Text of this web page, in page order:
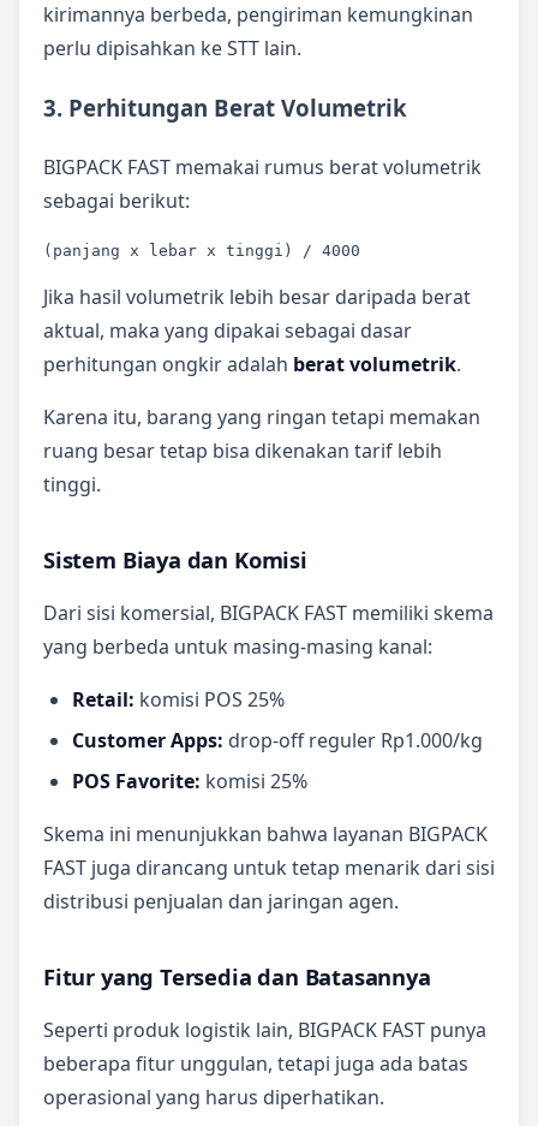
kirimannya berbeda, pengiriman kemungkinan
perlu dipisahkan ke STT lain.
3. Perhitungan Berat Volumetrik
BIGPACK FAST memakai rumus berat volumetrik
sebagai berikut:
(panjang x lebar x tinggi) / 4000
Jika hasil volumetrik lebih besar daripada berat
aktual, maka yang dipakai sebagai dasar
perhitungan ongkir adalah berat volumetrik.
Karena itu, barang yang ringan tetapi memakan
ruang besar tetap bisa dikenakan tarif lebih
tinggi.
Sistem Biaya dan Komisi
Dari sisi komersial, BIGPACK FAST memiliki skema
yang berbeda untuk masing-masing kanal:
Retail: komisi POS 25%
Customer Apps: drop-off reguler Rp1.000/kg
POS Favorite: komisi 25%
Skema ini menunjukkan bahwa layanan BIGPACK
FAST juga dirancang untuk tetap menarik dari sisi
distribusi penjualan dan jaringan agen.
Fitur yang Tersedia dan Batasannya
Seperti produk logistik lain, BIGPACK FAST punya
beberapa fitur unggulan, tetapi juga ada batas
operasional yang harus diperhatikan.